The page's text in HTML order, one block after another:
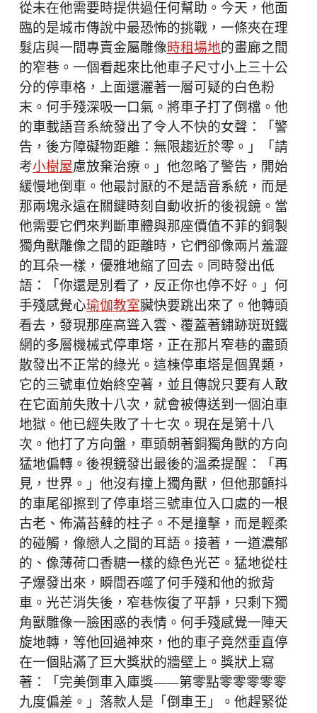
從未在他需要時提供過任何幫助。今天，他面
臨的是城市傳說中最恐怖的挑戰，一條夾在理
髮店與一間專賣金屬雕像時租場地的畫廊之間
的窄巷。一個看起來比他車子尺寸小上三十公
分的停車格，上面還灑著一層可疑的白色粉
末。何手殘深吸一口氣。將車子打了倒檔。他
的車載語音系統發出了令人不快的女聲：「警
告，後方障礙物距離：無限趨近於零。」「請
考小樹屋慮放棄治療。」他忽略了警告，開始
緩慢地倒車。他最討厭的不是語音系統，而是
那兩塊永遠在關鍵時刻自動收折的後視鏡。當
他需要它們來判斷車體與那座價值不菲的銅製
獨角獸雕像之間的距離時，它們卻像兩片羞澀
的耳朵一樣，優雅地縮了回去。同時發出低
語：「你還是別看了，反正你也停不好。」何
手殘感覺心瑜伽教室臟快要跳出來了。他轉頭
看去，發現那座高聳入雲、覆蓋著鏽跡斑斑鐵
網的多層機械式停車塔，正在那片窄巷的盡頭
散發出不正常的綠光。這棟停車塔是個異類，
它的三號車位始終空著，並且傳說只要有人敢
在它面前失敗十八次，就會被傳送到一個泊車
地獄。他已經失敗了十七次。現在是第十八
次。他打了方向盤，車頭朝著銅獨角獸的方向
猛地偏轉。後視鏡發出最後的溫柔提醒：「再
見，世界。」他沒有撞上獨角獸，但他那顫抖
的車尾卻擦到了停車塔三號車位入口處的一根
古老、佈滿苔蘚的柱子。不是撞擊，而是輕柔
的碰觸，像戀人之間的耳語。接著，一道濃郁
的、像薄荷口香糖一樣的綠色光芒。猛地從柱
子爆發出來，瞬間吞噬了何手殘和他的掀背
車。光芒消失後，窄巷恢復了平靜，只剩下獨
角獸雕像一臉困惑的表情。何手殘感覺一陣天
旋地轉，等他回過神來，他的車子竟然垂直停
在一個貼滿了巨大獎狀的牆壁上。獎狀上寫
著：「完美倒車入庫獎——第零點零零零零零
九度偏差。」落款人是「倒車王」。他趕緊從